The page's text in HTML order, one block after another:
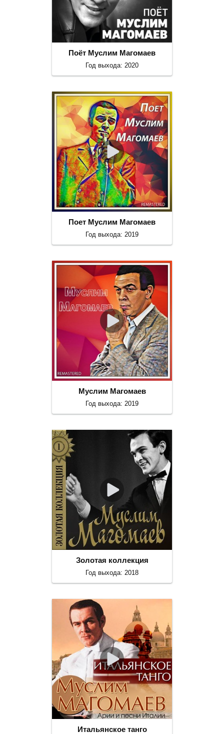
Поёт Муслим Магомаев
Год выхода: 2020
Поет Муслим Магомаев
Год выхода: 2019
Муслим Магомаев
Год выхода: 2019
Золотая коллекция
Год выхода: 2018
Итальянское танго